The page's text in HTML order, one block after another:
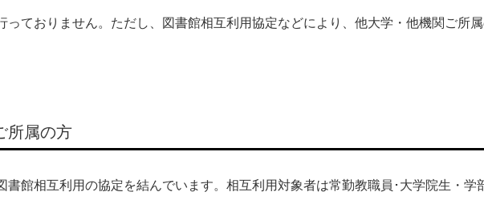
っておりません。ただし、図書館相互利用協定などにより、他大学・他機関ご所
所属の方
館相互利用の協定を結んでいます。相互利用対象者は常勤教職員･大学院生・学